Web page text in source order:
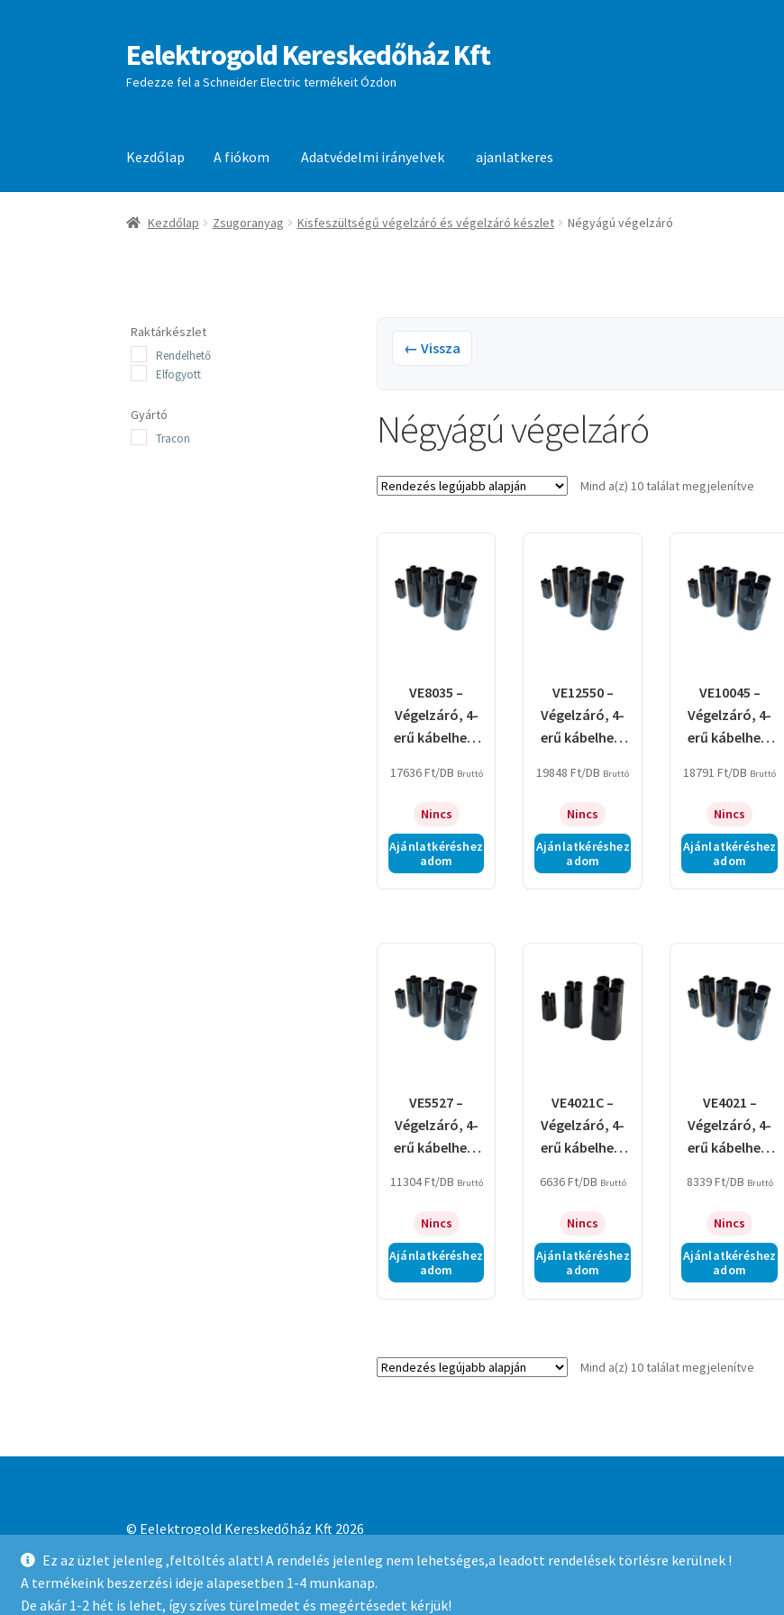
Ez az üzlet jelenleg ,feltöltés alatt! A rendelés jelenleg nem lehetséges,a leadott rendelések törlésre kerülnek !
A termékeink beszerzési ideje alapesetben 1-4 munkanap.
De akár 1-2 hét is lehet, így szíves türelmedet és megértésedet kérjük!
Ugrás
a
navigációhoz
Kilépés
a
tartalomba
Eelektrogold Kereskedőház Kft
Fedezze fel a Schneider Electric termékeit Ózdon
Kezdőlap A fiókom Adatvédelmi irányelvek ajanlatkeres
Kezdőlap A fiókom Adatvédelmi irányelvek ajanlatkeres
Kezdőlap Zsugoranyag Kisfeszültségű végelzáró és végelzáró készlet Négyágú végelzáró
← Vissza
Négyágú végelzáró
Mind a(z) 10 találat megjelenítveSorted
VE8035 –
Végelzáró, 4-
erű kábelhez,
17636Ft/DB Bruttó
Nincs
Ajánlatkéréshez
adom
VE12550 –
Végelzáró, 4-
erű kábelhez,
19848Ft/DB Bruttó
Nincs
Ajánlatkéréshez
adom
VE10045 –
Végelzáró, 4-
erű kábelhez,
18791Ft/DB Bruttó
Nincs
Ajánlatkéréshez
adom
VE5527 –
Végelzáró, 4-
erű kábelhez,
11304Ft/DB Bruttó
Nincs
Ajánlatkéréshez
adom
VE4021C –
Végelzáró, 4-
erű kábelhez,
6636Ft/DB Bruttó
Nincs
Ajánlatkéréshez
adom
VE4021 –
Végelzáró, 4-
erű kábelhez,
8339Ft/DB Bruttó
Nincs
Ajánlatkéréshez
adom
Mind a(z) 10 találat megjelenítveSorted
Raktárkészlet
Rendelhető
Elfogyott
Gyártó
Tracon
© Eelektrogold Kereskedőház Kft 2026
Adatvédelmi irányelvek
Built with WooCommerce